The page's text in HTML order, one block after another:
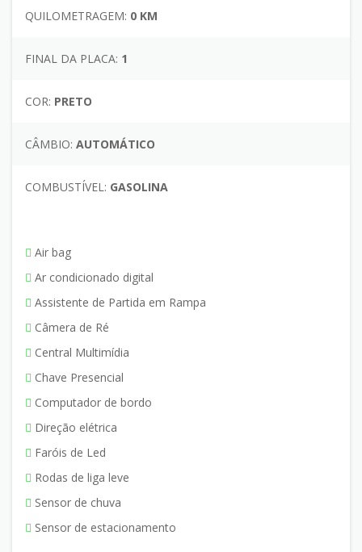
QUILOMETRAGEM: 0 KM
FINAL DA PLACA: 1
COR: PRETO
CÂMBIO: AUTOMÁTICO
COMBUSTÍVEL: GASOLINA
Air bag
Ar condicionado digital
Assistente de Partida em Rampa
Câmera de Ré
Central Multimídia
Chave Presencial
Computador de bordo
Direção elétrica
Faróis de Led
Rodas de liga leve
Sensor de chuva
Sensor de estacionamento